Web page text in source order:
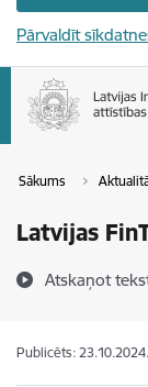
Pārvaldīt
Sākums
Latvijas
Atskaņot
Publicēts: 23.10.2024.